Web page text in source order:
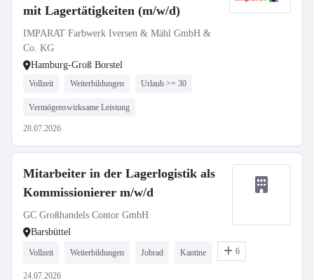
mit Lagertätigkeiten (m/w/d)
IMPARAT Farbwerk Iversen & Mähl GmbH &
Co. KG
Hamburg-Groß Borstel
Vollzeit Weiterbildungen Urlaub >= 30
Vermögenswirksame Leistung
28.07.2026
Mitarbeiter in der Lagerlogistik als
Kommissionierer m/w/d
GC Großhandels Contor GmbH
Barsbüttel
Vollzeit Weiterbildungen Jobrad Kantine 6
24.07.2026